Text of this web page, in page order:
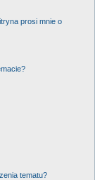
prosi mnie o
tematu?